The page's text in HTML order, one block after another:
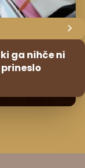
ga nihče ni